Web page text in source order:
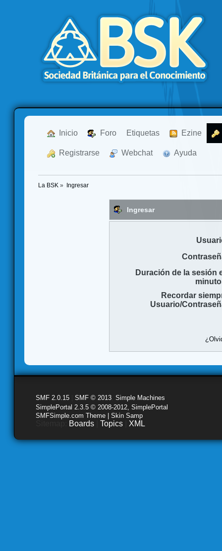
Inicio Foro Etiquetas Ezine
Registrarse Webchat Ayuda
La BSK » Ingresar
Ingresar
Duración de la sesión
Recordar
Usuario/
SMF 2.0.15 SMF © 2013 Simple Machines
SimplePortal 2.3.5 © 2008-2012, SimplePortal
SMFSimple.com Theme | Skin Samp
Boards Topics XML